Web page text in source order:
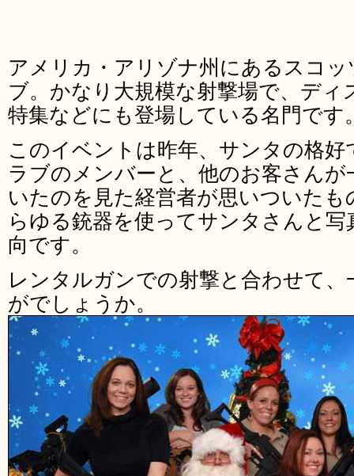
アメリカ・アリゾナ州にあるスコ
ブ。かなり大規模な射撃場で、デ
特集などにも登場している名門です
このイベントは昨年、サンタの格
ラブのメンバーと、他のお客さん
いたのを見た経営者が思いついた
らゆる銃器を使ってサンタさんと
向です。
レンタルガンでの射撃と合わせて
がでしょうか。